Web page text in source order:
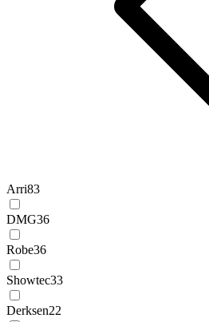
Arri83
DMG36
Robe36
Showtec33
Derksen22